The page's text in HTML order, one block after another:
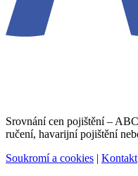
Srovnání cen pojištění –
ručení, havarijní pojištění
Soukromí a cookies | Kontakt